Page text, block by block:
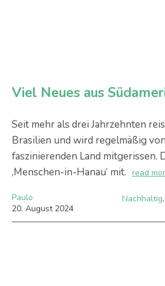
Viel Neues aus
Seit mehr als drei Jahrzehnten
Brasilien und wird regelmäßig
faszinierenden Land mitgerissen.
‚Menschen-in-Hanau‘ mit. read
Paulo
20. August 2024
Nachhaltig,